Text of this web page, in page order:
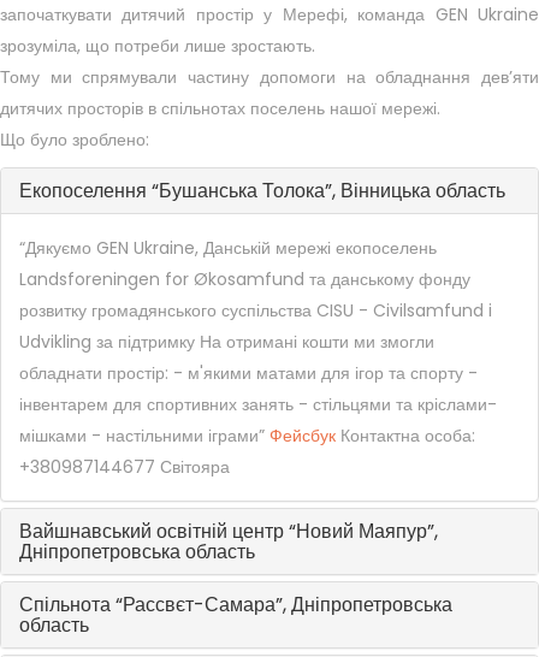
започаткувати дитячий простір у Мерефі, команда GEN Ukraine
зрозуміла, що потреби лише зростають.
Тому ми спрямували частину допомоги на обладнання дев’яти
дитячих просторів в спільнотах поселень нашої мережі.
Що було зроблено:
Екопоселення “Бушанська Толока”, Вінницька область
“Дякуємо GEN Ukraine, Данській мережі екопоселень
Landsforeningen for Økosamfund та данському фонду
розвитку громадянського суспільства CISU - Civilsamfund i
Udvikling за підтримку На отримані кошти ми змогли
обладнати простір: - м'якими матами для ігор та спорту -
інвентарем для спортивних занять - стільцями та кріслами-
мішками - настільними іграми” Фейсбук Контактна особа:
+380987144677 Світояра
Вайшнавський освітній центр “Новий Маяпур”,
Дніпропетровська область
Спільнота “Рассвєт-Самара”, Дніпропетровська
область